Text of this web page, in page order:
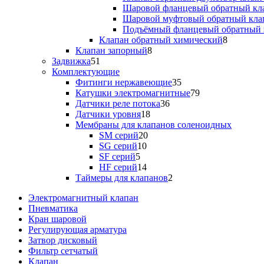
Шаровой фланцевый обратный
Шаровой муфтовый обратный
Подъёмный фланцевый обратный
Клапан обратный химический8
Клапан запорный8
Задвижка51
Комплектующие
Фитинги нержавеющие35
Катушки электромагнитные79
Датчики реле потока36
Датчики уровня18
Мембраны для клапанов соленоидных
SM серий20
SG серий10
SF серий5
HF серий14
Таймеры для клапанов2
Электромагнитный клапан
Пневматика
Кран шаровой
Регулирующая арматура
Затвор дисковый
Фильтр сетчатый
Клапан